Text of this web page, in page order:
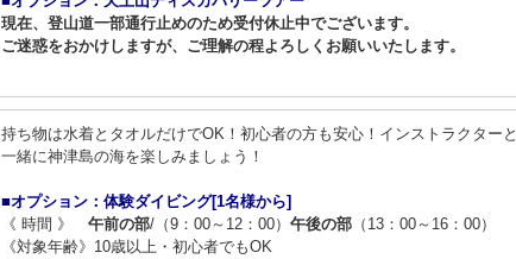
現在、登山道一部通行止めのため受付休止中でございます。
ご迷惑をおかけしますが、ご理解の程よろしくお願いいたします。
持ち物は水着とタオルだけでOK！初心者の方も安心！インストラクターと
一緒に神津島の海を楽しみましょう！
■オプション：体験ダイビング[1名様から]
《 時間 》 午前の部/（9：00～12：00） 午後の部 （13：00～16：00）
《対象年齢》10歳以上・初心者でもOK